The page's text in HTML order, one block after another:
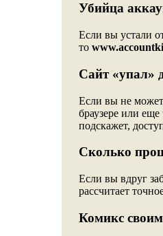
Убийца
Если вы устали
то
Сайт «упал»
Если вы не
браузере или еще
подскажет,
Сколько
Если вы вдруг
рассчитает
Комикс